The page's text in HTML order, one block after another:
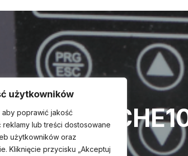
użytkowników
poprawić jakość
lub treści dostosowane
użytkowników oraz
Kliknięcie przycisku „Akceptuj
INVT